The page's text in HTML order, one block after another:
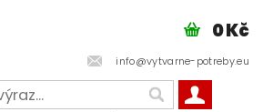
info@vytvarne-potreby.eu
0 Kč